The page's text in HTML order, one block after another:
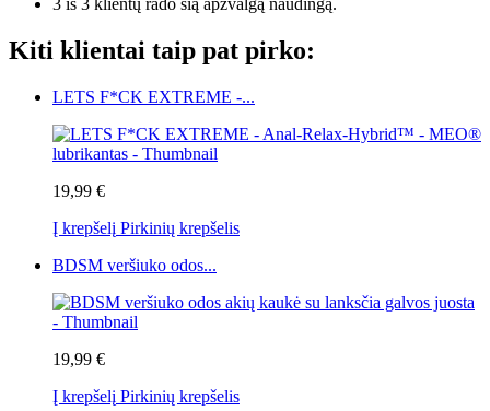
Kiti klientai taip pat pirko:
LETS F*CK EXTREME -...
19,99 €
Į krepšelį Pirkinių krepšelis
BDSM veršiuko odos...
19,99 €
Į krepšelį Pirkinių krepšelis